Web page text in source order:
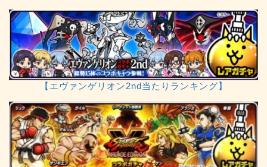
【エヴァンゲリオン2nd当たりランキング】